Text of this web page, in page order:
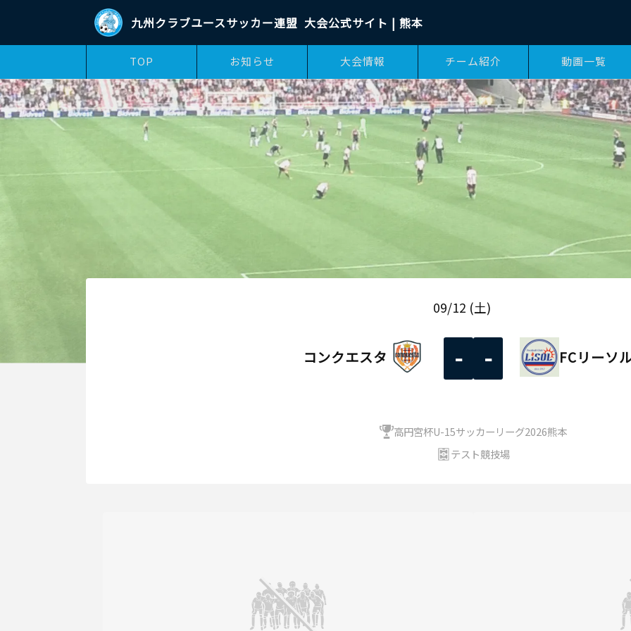
九州クラブユースサッカー連盟 大会公式サイト | 熊本
TOP お知らせ 大会情報 チーム紹介 動画一覧
09/12 (土)
コンクエスタ - - FCリーソ
高円宮杯U-15サッカーリーグ2026熊本
テスト競技場